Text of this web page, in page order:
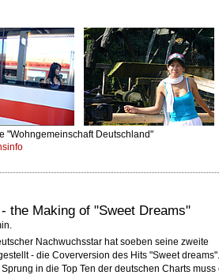
"Wohngemeinschaft Deutschland"
the Making of "Sweet Dreams"
Nachwuchsstar hat soeben seine zweite
- die Coverversion des Hits "Sweet dreams".
in die Top Ten der deutschen Charts muss